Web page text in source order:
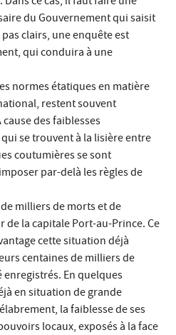
du Gouvernement qui saisit
clairs, une enquête est
qui conduira à une
normes étatiques en matière
restent souvent
des faiblesses
se trouvent à la lisière entre
coutumières se sont
par-delà les règles de
milliers de morts et de
la capitale Port-au-Prince. Ce
cette situation déjà
centaines de milliers de
En quelques
en situation de grande
la faiblesse de ses
locaux, exposés à la face